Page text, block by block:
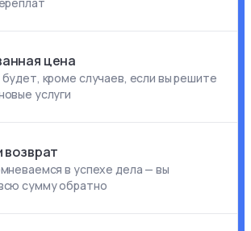
цена
кроме случаев, если вы решите
услуги
возврат
в успехе дела — вы
сумму обратно